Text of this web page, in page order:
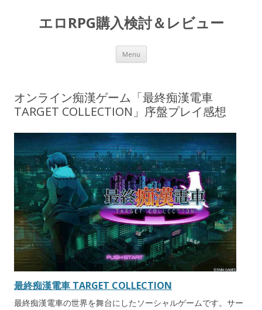
エロRPG購入検討＆レビュー
Menu Skip to content
オンライン痴漢ゲーム「最終痴漢電車
TARGET COLLECTION」序盤プレイ感想
最終痴漢電車 TARGET COLLECTION
最終痴漢電車の世界を舞台にしたソーシャルゲームです。サー